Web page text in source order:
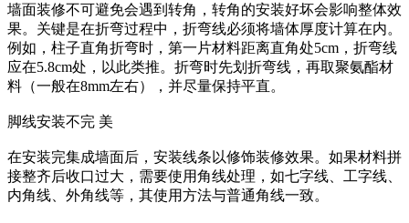
墙面装修不可避免会遇到转角，转角的安装好坏会影响整体效
果。关键是在折弯过程中，折弯线必须将墙体厚度计算在内。
例如，柱子直角折弯时，第一片材料距离直角处5cm，折弯线
应在5.8cm处，以此类推。折弯时先划折弯线，再取聚氨酯材
料（一般在8mm左右），并尽量保持平直。
脚线安装不完 美
在安装完集成墙面后，安装线条以修饰装修效果。如果材料拼
接整齐后收口过大，需要使用角线处理，如七字线、工字线、
内角线、外角线等，其使用方法与普通角线一致。